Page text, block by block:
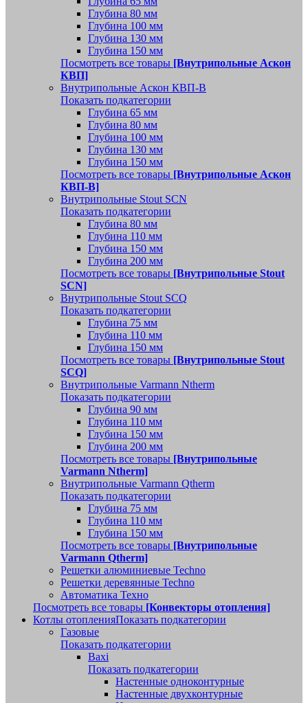
Глубина 80 мм
Глубина 100 мм
Глубина 130 мм
Глубина 150 мм
Посмотреть все товары [Внутрипольные Аскон
КВП]
Внутрипольные Аскон КВП-В
Показать подкатегории
Глубина 65 мм
Глубина 80 мм
Глубина 100 мм
Глубина 130 мм
Глубина 150 мм
Посмотреть все товары [Внутрипольные Аскон
КВП-В]
Внутрипольные Stout SCN
Показать подкатегории
Глубина 80 мм
Глубина 110 мм
Глубина 150 мм
Глубина 200 мм
Посмотреть все товары [Внутрипольные Stout
SCN]
Внутрипольные Stout SCQ
Показать подкатегории
Глубина 75 мм
Глубина 110 мм
Глубина 150 мм
Посмотреть все товары [Внутрипольные Stout
SCQ]
Внутрипольные Varmann Ntherm
Показать подкатегории
Глубина 90 мм
Глубина 110 мм
Глубина 150 мм
Глубина 200 мм
Посмотреть все товары [Внутрипольные
Varmann Ntherm]
Внутрипольные Varmann Qtherm
Показать подкатегории
Глубина 75 мм
Глубина 110 мм
Глубина 150 мм
Посмотреть все товары [Внутрипольные
Varmann Qtherm]
Решетки алюминиевые Techno
Решетки деревянные Techno
Автоматика Техно
Посмотреть все товары [Конвекторы отопления]
Котлы отопленияПоказать подкатегории
Газовые
Показать подкатегории
Baxi
Показать подкатегории
Настенные одноконтурные
Настенные двухконтурные